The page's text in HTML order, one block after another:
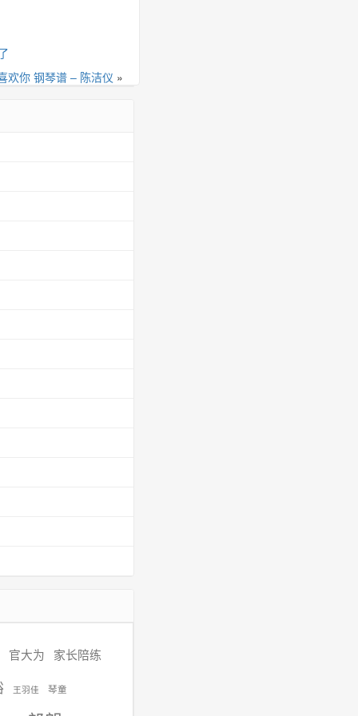
欢你 钢琴谱 – 陈洁仪 »
官大为 家长陪练
王羽佳 琴童